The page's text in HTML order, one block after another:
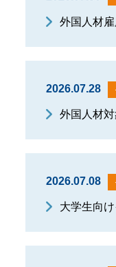
外国人材
2026.07.28
外国人材
2026.07.08
大学生向